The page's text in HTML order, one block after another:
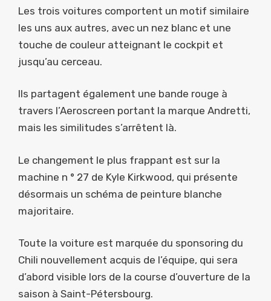
Les trois voitures comportent un motif similaire
les uns aux autres, avec un nez blanc et une
touche de couleur atteignant le cockpit et
jusqu’au cerceau.
Ils partagent également une bande rouge à
travers l’Aeroscreen portant la marque Andretti,
mais les similitudes s’arrêtent là.
Le changement le plus frappant est sur la
machine n ° 27 de Kyle Kirkwood, qui présente
désormais un schéma de peinture blanche
majoritaire.
Toute la voiture est marquée du sponsoring du
Chili nouvellement acquis de l’équipe, qui sera
d’abord visible lors de la course d’ouverture de la
saison à Saint-Pétersbourg.